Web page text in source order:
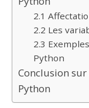
2.1
2.2 Les
2.3
Python
Conclusion
Python